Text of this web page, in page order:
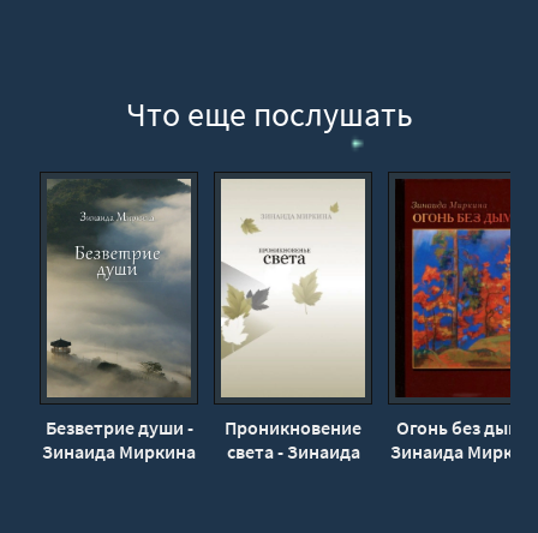
Что еще послушать
Безветрие души -
Зинаида Миркина
Проникновение
света - Зинаида
Огонь без дыма -
Зинаида